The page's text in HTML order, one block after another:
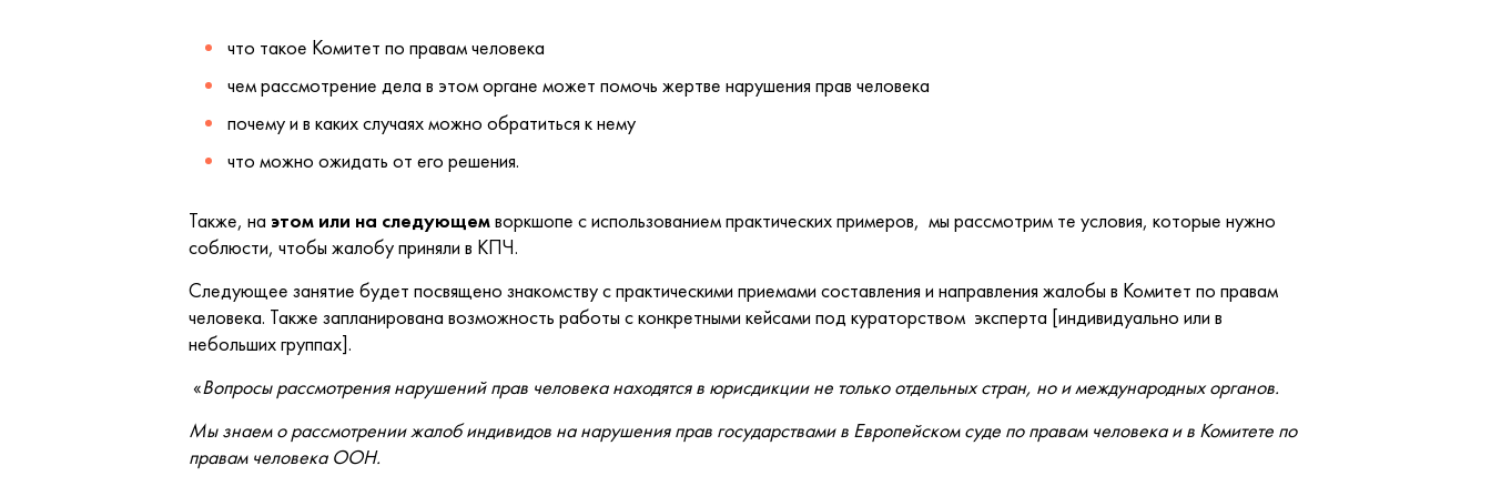
что такое Комитет по правам человека
чем рассмотрение дела в этом органе может помочь жертве нарушения прав человека
почему и в каких случаях можно обратиться к нему
что можно ожидать от его решения.
Также, на этом или на следующемворкшопе с использованием практических примеров, мы рассмотрим те условия, которые нужно
соблюсти, чтобы жалобу приняли в КПЧ.
Следующее занятие будет посвящено знакомству с практическими приемами составления и направления жалобы в Комитет по правам
человека. Также запланирована возможность работы с конкретными кейсами под кураторством эксперта [индивидуально или в
небольших группах].
«Вопросы рассмотрения нарушений прав человека находятся в юрисдикции не только отдельных стран, но и международных органов.
Мы знаем о рассмотрении жалоб индивидов на нарушения прав государствами в Европейском суде по правам человека и в Комитете по
правам человека ООН.